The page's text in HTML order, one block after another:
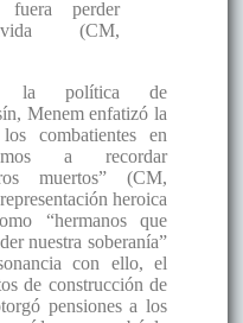
perder
(CM,
la política de
Menem enfatizó la
combatientes en
a recordar
muertos” (CM,
heroica
“hermanos que
nuestra soberanía”
con ello, el
de construcción de
pensiones a los